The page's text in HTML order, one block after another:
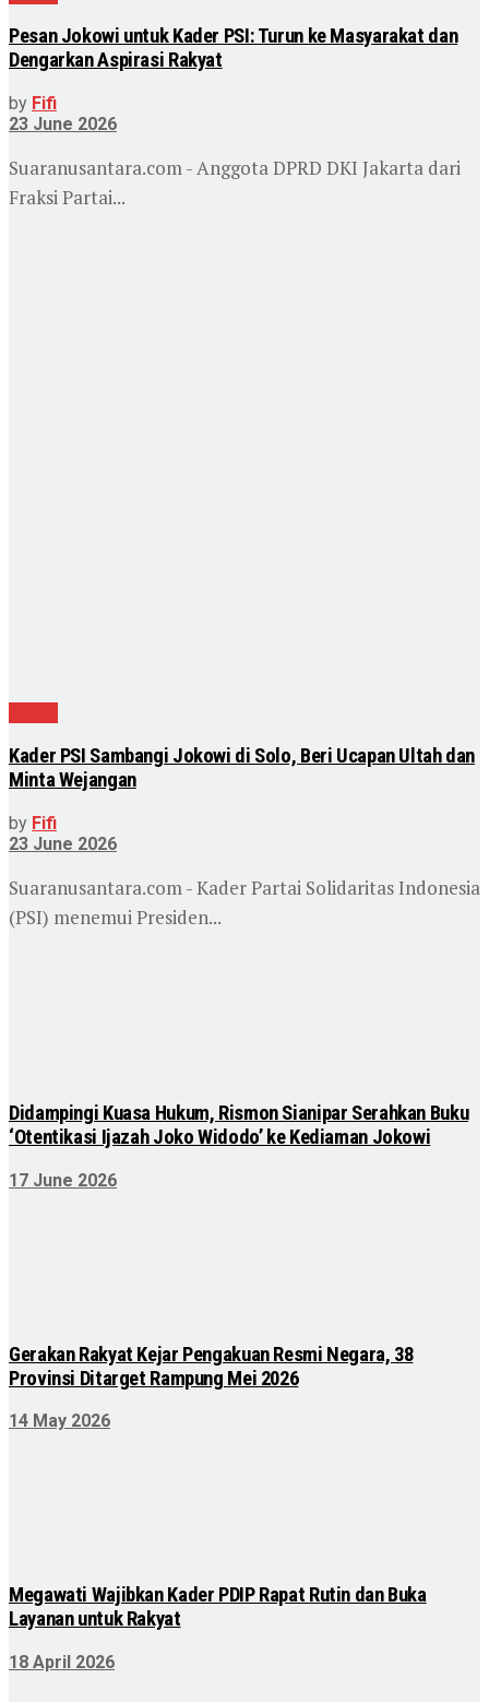
Pesan Jokowi untuk Kader PSI: Turun ke Masyarakat dan
Dengarkan Aspirasi Rakyat
by Fifi
23 June 2026
Suaranusantara.com - Anggota DPRD DKI Jakarta dari
Fraksi Partai...
Kader PSI Sambangi Jokowi di Solo, Beri Ucapan Ultah dan
Minta Wejangan
by Fifi
23 June 2026
Suaranusantara.com - Kader Partai Solidaritas Indonesia
(PSI) menemui Presiden...
Didampingi Kuasa Hukum, Rismon Sianipar Serahkan Buku
‘Otentikasi Ijazah Joko Widodo’ ke Kediaman Jokowi
17 June 2026
Gerakan Rakyat Kejar Pengakuan Resmi Negara, 38
Provinsi Ditarget Rampung Mei 2026
14 May 2026
Megawati Wajibkan Kader PDIP Rapat Rutin dan Buka
Layanan untuk Rakyat
18 April 2026